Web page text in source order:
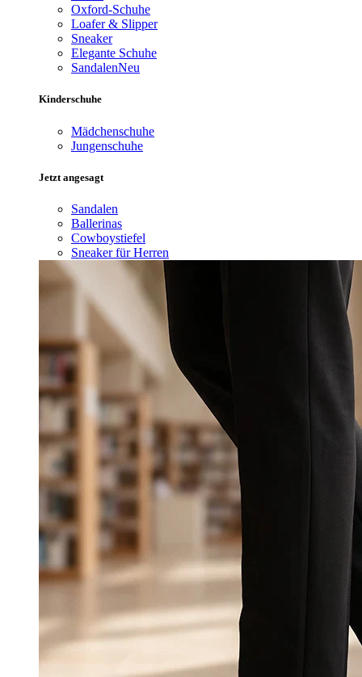
Oxford-Schuhe
Loafer & Slipper
Sneaker
Elegante Schuhe
SandalenNeu
Kinderschuhe
Mädchenschuhe
Jungenschuhe
Jetzt angesagt
Sandalen
Ballerinas
Cowboystiefel
Sneaker für Herren